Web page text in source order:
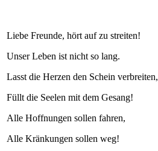
Liebe Freunde, hört auf zu streiten!
Unser Leben ist nicht so lang.
Lasst die Herzen den Schein verbreiten,
Füllt die Seelen mit dem Gesang!
Alle Hoffnungen sollen fahren,
Alle Kränkungen sollen weg!